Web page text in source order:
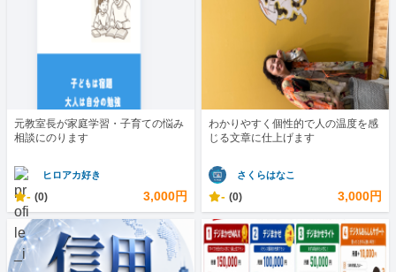
元教室長が家庭学習・子育ての悩み
相談にのります
ヒロアカ好き
- (0) 3,000円
わかりやすく個性的で人の温度を感
じる文章に仕上げます
さくらはなこ
- (0) 3,000円